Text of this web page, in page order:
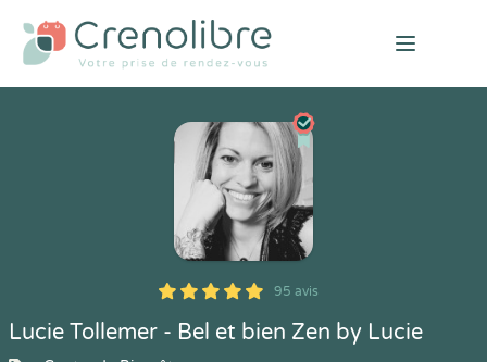
Open
5
1
5
95 95 avis
Lucie Tollemer - Bel et bien Zen by Lucie